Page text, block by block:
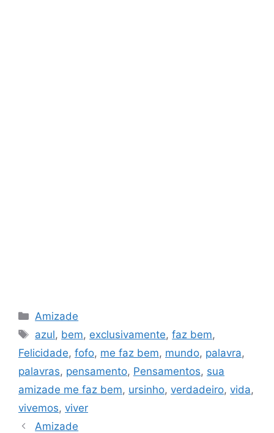
Categorias
Amizade
Tags
azul, bem, exclusivamente,faz bem,
Felicidade, fofo, me faz bem, mundo, palavra,
palavras, pensamento, Pensamentos, sua
amizade me faz bem, ursinho, verdadeiro, vida,
vivemos, viver
Amizade